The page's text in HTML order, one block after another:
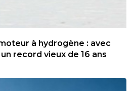
à hydrogène : avec
record vieux de 16 ans